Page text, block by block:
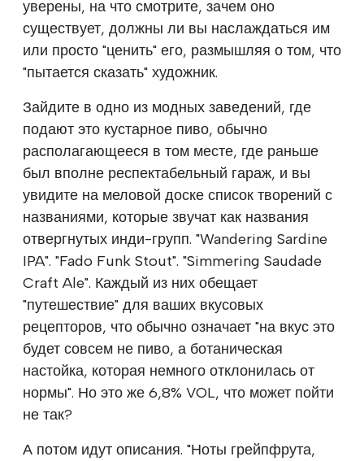
уверены, на что смотрите, зачем оно
существует, должны ли вы наслаждаться им
или просто "ценить" его, размышляя о том, что
"пытается сказать" художник.
Зайдите в одно из модных заведений, где
подают это кустарное пиво, обычно
располагающееся в том месте, где раньше
был вполне респектабельный гараж, и вы
увидите на меловой доске список творений с
названиями, которые звучат как названия
отвергнутых инди-групп. "Wandering Sardine
IPA". "Fado Funk Stout". "Simmering Saudade
Craft Ale". Каждый из них обещает
"путешествие" для ваших вкусовых
рецепторов, что обычно означает "на вкус это
будет совсем не пиво, а ботаническая
настойка, которая немного отклонилась от
нормы". Но это же 6,8% VOL, что может пойти
не так?
А потом идут описания. "Ноты грейпфрута,